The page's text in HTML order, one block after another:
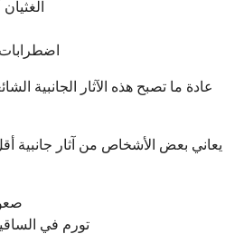
اضطرابات
عادة ما تصبح هذه الآثار الجانبية
يعاني بعض الأشخاص من آثار جانبية
تورم في